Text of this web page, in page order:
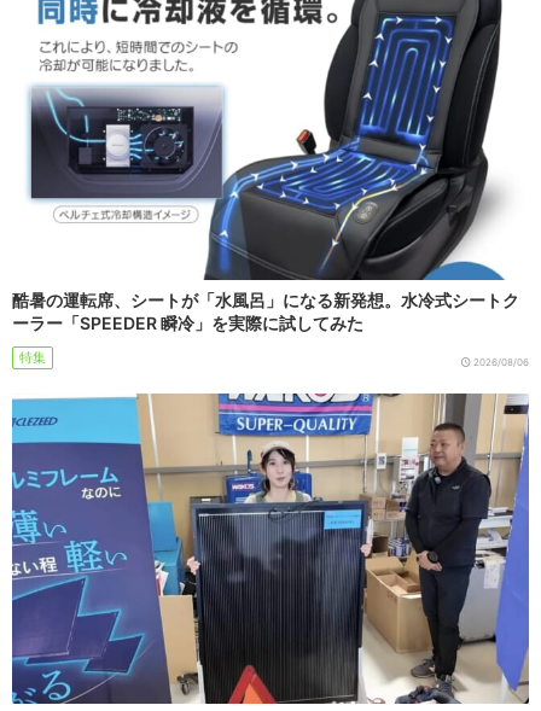
酷暑の運転席、シートが「水風呂」になる新発想。水冷式シートク
ーラー「SPEEDER 瞬冷」を実際に試してみた
特集 2026/08/06